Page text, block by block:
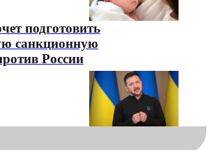
подготовить
санкционную
России